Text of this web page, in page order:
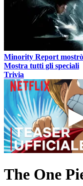
Minority Report
Mostra tutti gli speciali
Trivia
The One